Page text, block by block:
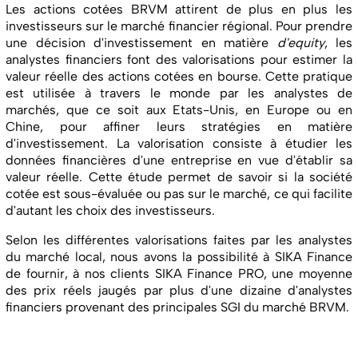
Les actions cotées BRVM attirent de plus en plus les
investisseurs sur le marché financier régional. Pour prendre
une décision d'investissement en matière d'equity, les
analystes financiers font des valorisations pour estimer la
valeur réelle des actions cotées en bourse. Cette pratique
est utilisée à travers le monde par les analystes de
marchés, que ce soit aux Etats-Unis, en Europe ou en
Chine, pour affiner leurs stratégies en matière
d'investissement. La valorisation consiste à étudier les
données financières d'une entreprise en vue d'établir sa
valeur réelle. Cette étude permet de savoir si la société
cotée est sous-évaluée ou pas sur le marché, ce qui facilite
d'autant les choix des investisseurs.
Selon les différentes valorisations faites par les analystes
du marché local, nous avons la possibilité à SIKA Finance
de fournir, à nos clients SIKA Finance PRO, une moyenne
des prix réels jaugés par plus d'une dizaine d'analystes
financiers provenant des principales SGI du marché BRVM.